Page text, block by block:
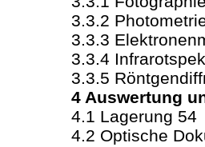
3.3.2
3.3.3
3.3.4
3.3.5
4 Auswertung
4.1 Lagerung 54
4.2 Optische